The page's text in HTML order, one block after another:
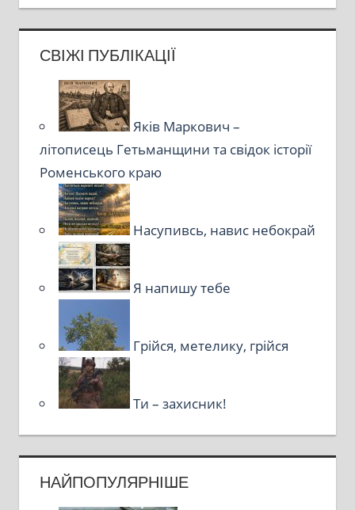
СВІЖІ ПУБЛІКАЦІЇ
Яків Маркович –
літописець Гетьманщини та свідок історії
Роменського краю
Насупивсь, навис небокрай
Я напишу тебе
Грійся, метелику, грійся
Ти – захисник!
НАЙПОПУЛЯРНІШЕ